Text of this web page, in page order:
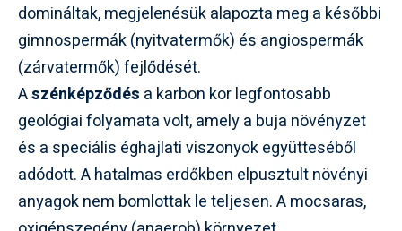
domináltak, megjelenésük alapozta meg a későbbi
gimnospermák (nyitvatermők) és angiospermák
(zárvatermők) fejlődését.
Aszénképződés a karbon kor legfontosabb
geológiai folyamata volt, amely a buja növényzet
és a speciális éghajlati viszonyok együtteséből
adódott. A hatalmas erdőkben elpusztult növényi
anyagok nem bomlottak le teljesen. A mocsaras,